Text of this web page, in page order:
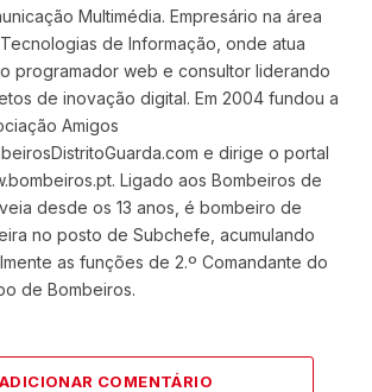
Multimédia. Empresário na área
de Informação, onde atua
programador web e consultor liderando
de inovação digital. Em 2004 fundou a
Amigos
e dirige o portal
Ligado aos Bombeiros de
desde os 13 anos, é bombeiro de
no posto de Subchefe, acumulando
as funções de 2.º Comandante do
de Bombeiros.
ADICIONAR COMENTÁRIO